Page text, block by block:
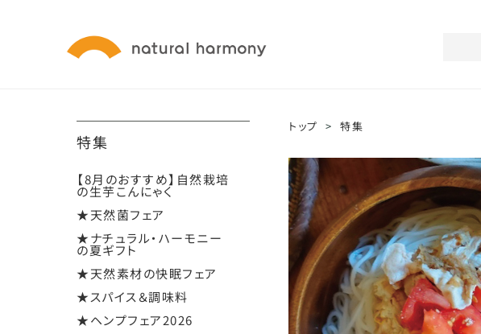
特集
【8月のおすすめ】自然栽培
の生芋こんにゃく
★天然菌フェア
★ナチュラル・ハーモニー
の夏ギフト
★天然素材の快眠フェア
★スパイス＆調味料
★ヘンプフェア2026
トップ > 特集